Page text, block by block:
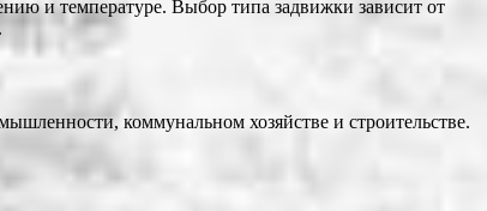
и температуре. Выбор типа задвижки зависит от
коммунальном хозяйстве и строительстве.